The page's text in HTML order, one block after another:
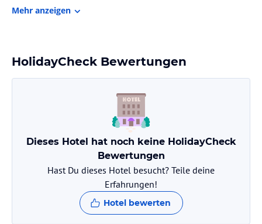
Seilbahn des Plose Ski- und Wandergebiets befindet sich in der
Zimmer / Unterbringung im Hotel
Die 60 Zimmer des Von Resort Abant sind komfortabel
eingerichtet und verfügen über Annehmlichkeiten wie einen
Flachbild-Sat-TV, einen Balkon und ein eigenes Badezimmer mit
Dusche, kostenfreien Pflegeprodukten und einem Haartrockner.
Genießen Sie den Blick auf die Berge und den Garten von Ihrem
Zimmer aus und fühlen Sie sich wie zu Hause.
Gastronomie im Hotel
Das Von Resort Abant bietet Ihnen eine Vielzahl von
gastronomischen Einrichtungen. Beginnen Sie Ihren Tag mit
einem nahrhaften Frühstück, das täglich serviert wird. Das
Mehr anzeigen
HolidayCheck Bewertungen
Dieses Hotel hat noch keine HolidayCheck
Bewertungen
Hast Du dieses Hotel besucht? Teile deine
Erfahrungen!
Hotel bewerten